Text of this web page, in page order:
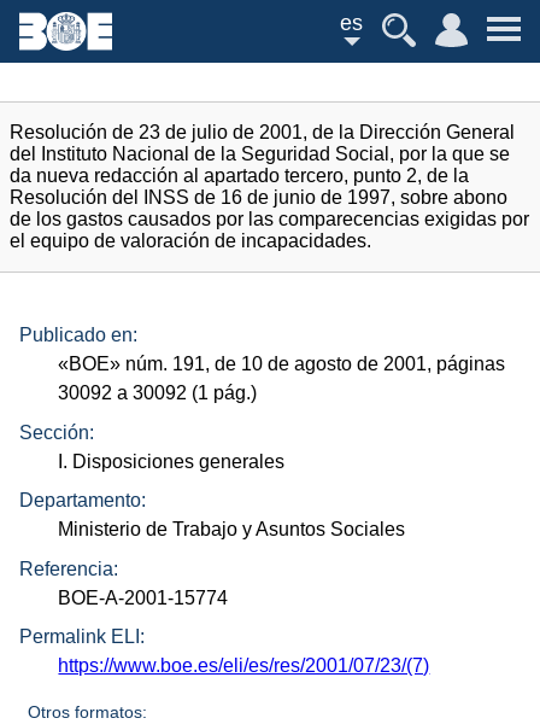
es
Resolución de 23 de julio de 2001, de la Dirección General
del Instituto Nacional de la Seguridad Social, por la que se
da nueva redacción al apartado tercero, punto 2, de la
Resolución del INSS de 16 de junio de 1997, sobre abono
de los gastos causados por las comparecencias exigidas por
el equipo de valoración de incapacidades.
Publicado en:
«BOE» núm. 191, de 10 de agosto de 2001, páginas
30092 a 30092 (1 pág.)
Sección:
I. Disposiciones generales
Departamento:
Ministerio de Trabajo y Asuntos Sociales
Referencia:
BOE-A-2001-15774
Permalink ELI:
https://www.boe.es/eli/es/res/2001/07/23/(7)
Otros formatos: